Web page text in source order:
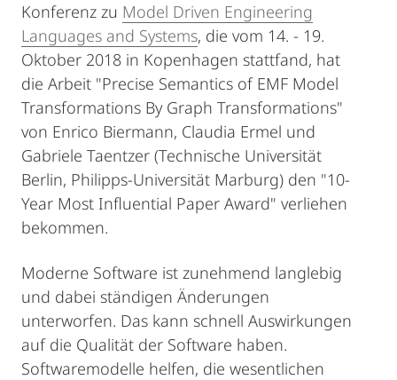
Konferenz zu Model Driven Engineering
Languages and Systems, die vom 14. - 19.
Oktober 2018 in Kopenhagen stattfand, hat
die Arbeit "Precise Semantics of EMF Model
Transformations By Graph Transformations"
von Enrico Biermann, Claudia Ermel und
Gabriele Taentzer (Technische Universität
Berlin, Philipps-Universität Marburg) den "10-
Year Most Influential Paper Award" verliehen
bekommen.
Moderne Software ist zunehmend langlebig
und dabei ständigen Änderungen
unterworfen. Das kann schnell Auswirkungen
auf die Qualität der Software haben.
Softwaremodelle helfen, die wesentlichen